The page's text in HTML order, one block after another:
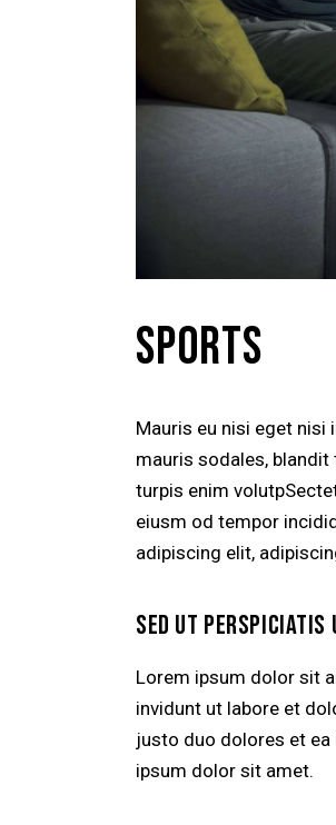
SPORTS
Mauris eu nisi eget nisi
mauris sodales,
turpis enim
eiusm od tempor
adipiscing elit,
SED UT PERSPICIATIS
Lorem ipsum dolor sit
invidunt ut labore et
justo duo dolores et
ipsum dolor sit amet.